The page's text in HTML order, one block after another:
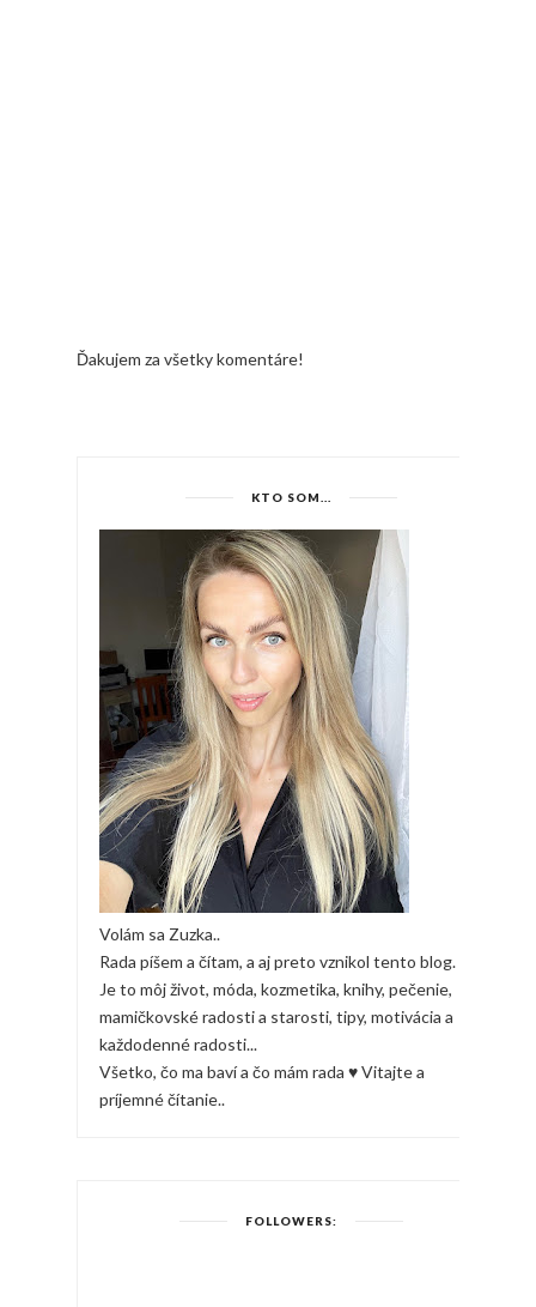
Ďakujem za všetky komentáre!
KTO SOM...
Volám sa Zuzka..
Rada píšem a čítam, a aj preto vznikol tento blog.
Je to môj život, móda, kozmetika, knihy, pečenie,
mamičkovské radosti a starosti, tipy, motivácia a
každodenné radosti...
Všetko, čo ma baví a čo mám rada ♥ Vitajte a
príjemné čítanie..
FOLLOWERS: